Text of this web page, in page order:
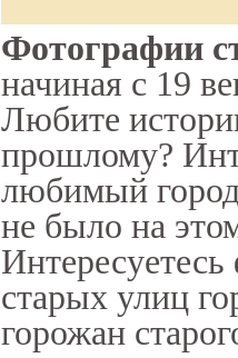
Фотографии
начиная с 19
Любите
прошлому?
любимый
не было на
Интересуетесь
старых улиц
горожан